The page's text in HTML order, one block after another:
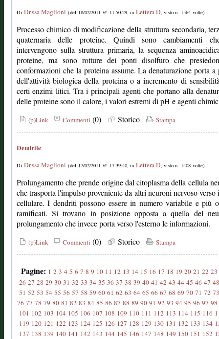
Di Dr.ssa Maglioni (del 18/02/2011 @ 11:50:29, in Lettera D, visto n. 1564 volte)
Processo chimico di modificazione della struttura secondaria,
quaternaria delle proteine. Quindi sono cambiamenti
intervengono sulla struttura primaria, la sequenza
proteine, ma sono rotture dei ponti disolfuro che
conformazioni che la proteina assume. La denaturazione porta a
dell'attività biologica della proteina o a incremento di
certi enzimi litici. Tra i principali agenti che portano alla
delle proteine sono il calore, i valori estremi di pH e agenti
(p)Link Commenti (0) Storico Stampa
Dendrite
Di Dr.ssa Maglioni (del 17/02/2011 @ 17:39:40, in Lettera D, visto n. 1408 volte)
Prolungamento che prende origine dal citoplasma della cellula
che trasporta l'impulso proveniente da altri neuroni nervoso verso
cellulare. I dendriti possono essere in numero variabile e più
ramificati. Si trovano in posizione opposta a quella del
prolungamento che invece porta verso l'esterno le informazioni.
(p)Link Commenti (0) Storico Stampa
Pagine: 1 2 3 4 5 6 7 8 9 10 11 12 13 14 15 16 17 18 19 20 21 22 23
26 27 28 29 30 31 32 33 34 35 36 37 38 39 40 41 42 43 44 45 46 47 48
51 52 53 54 55 56 57 58 59 60 61 62 63 64 65 66 67 68 69 70 71 72 73
76 77 78 79 80 81 82 83 84 85 86 87 88 89 90 91 92 93 94 95 96 97 98
101 102 103 104 105 106 107 108 109 110 111 112 113 114 115 116
119 120 121 122 123 124 125 126 127 128 129 130 131 132 133 134
137 138 139 140 141 142 143 144 145 146 147 148 149 150 151 152